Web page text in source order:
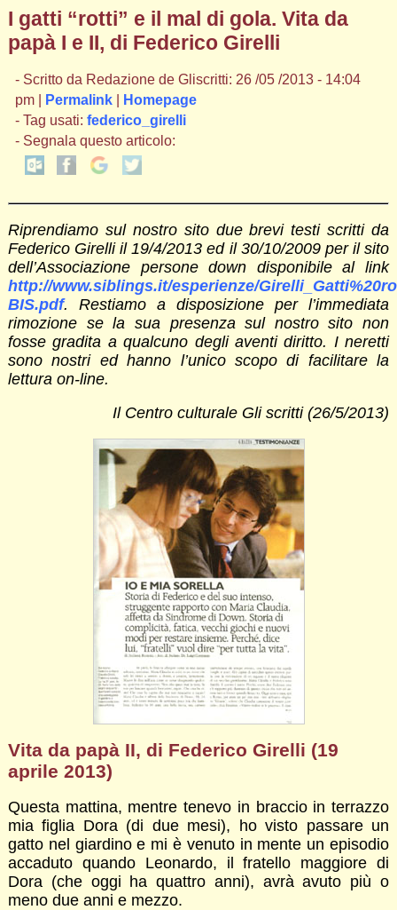
I gatti “rotti” e il mal di gola. Vita da
papà I e II, di Federico Girelli
- Scritto da Redazione de Gliscritti: 26 /05 /2013 - 14:04
pm |
Permalink|
Homepage
- Tag usati: federico_girelli
- Segnala questo articolo:
Riprendiamo sul nostro sito due brevi testi scritti da
Federico Girelli il 19/4/2013 ed il 30/10/2009 per il sito
dell’Associazione persone down disponibile al link
http://www.siblings.it/esperienze/
BIS.pdf. Restiamo a disposizione per l’immediata
rimozione se la sua presenza sul nostro sito non
fosse gradita a qualcuno degli aventi diritto. I neretti
sono nostri ed hanno l’unico scopo di facilitare la
lettura on-line.
Il Centro culturale Gli scritti (26/5/2013)
Vita da papà II, di Federico Girelli (19
aprile 2013)
Questa mattina, mentre tenevo in braccio in terrazzo
mia figlia Dora (di due mesi), ho visto passare un
gatto nel giardino e mi è venuto in mente un episodio
accaduto quando Leonardo, il fratello maggiore di
Dora (che oggi ha quattro anni), avrà avuto più o
meno due anni e mezzo.